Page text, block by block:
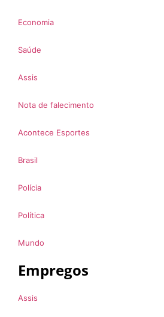
Economia
Saúde
Assis
Nota de falecimento
Acontece Esportes
Brasil
Polícia
Política
Mundo
Empregos
Assis